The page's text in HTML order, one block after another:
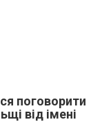
поговорити
від імені